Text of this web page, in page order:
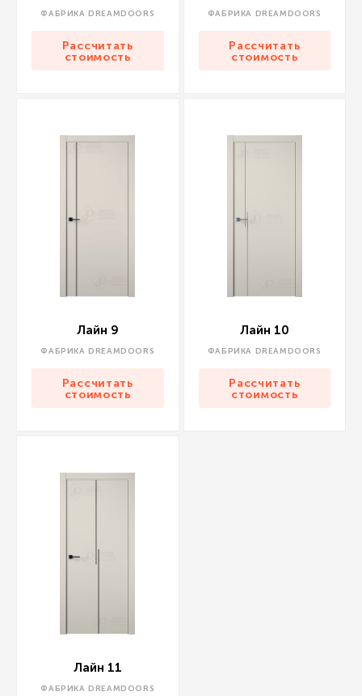
ФАБРИКА DREAMDOORS
Рассчитать
стоимость
ФАБРИКА DREAMDOORS
Рассчитать
стоимость
Лайн 9
ФАБРИКА DREAMDOORS
Рассчитать
стоимость
Лайн 10
ФАБРИКА DREAMDOORS
Рассчитать
стоимость
Лайн 11
ФАБРИКА DREAMDOORS